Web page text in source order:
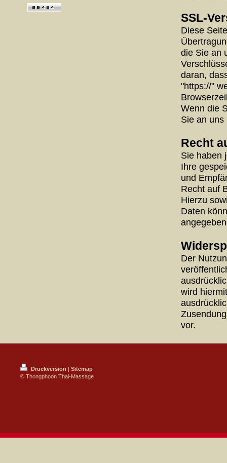
SSL-
Diese
die Sie an
daran,
"https://"
Wenn die
Sie an
Recht
Sie haben
Ihre
und
Recht auf
Hierzu
Daten
Der
wird
vor.
Druckversion | Sitemap
© Thongphoon Thai-Massage